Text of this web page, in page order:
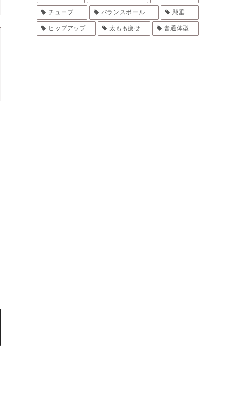
チューブ バランスボール 懸垂
ヒップアップ 太もも痩せ 普通体型